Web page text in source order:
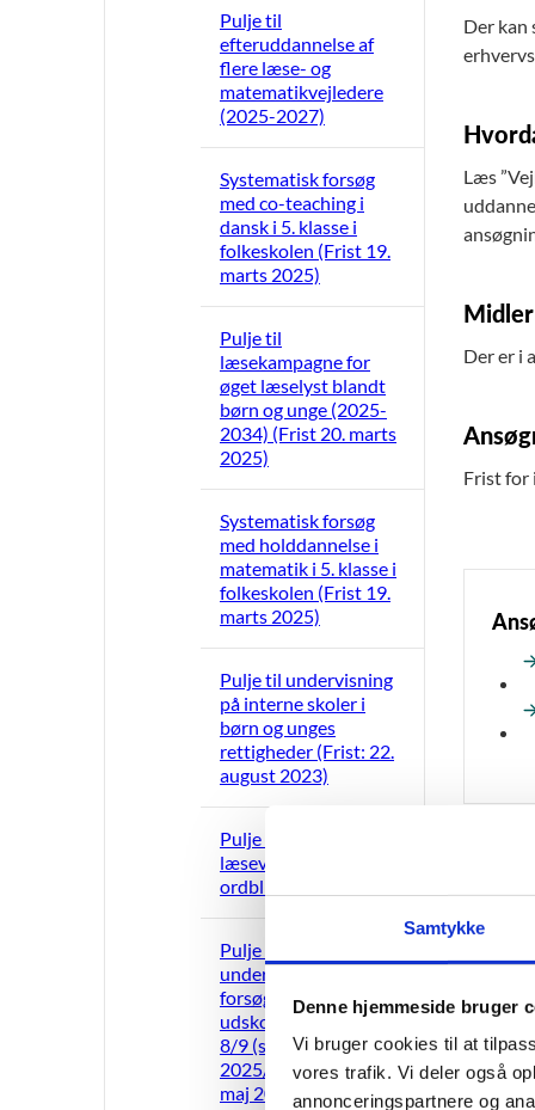
Samtykke
Denne hjemmeside bruger
Vi bruger cookies til at
vores trafik. Vi deler også
annonceringspartnere og
Pulje til
efteruddannelse af
flere læse- og
matematikvejledere
(2025-2027)
Systematisk forsøg
med co-teaching i
dansk i 5. klasse i
folkeskolen (Frist 19.
marts 2025)
Pulje til
læsekampagne for
øget læselyst blandt
børn og unge (2025-
2034) (Frist 20. marts
2025)
Systematisk forsøg
med holddannelse i
matematik i 5. klasse i
folkeskolen (Frist 19.
marts 2025)
Pulje til undervisning
på interne skoler i
børn og unges
rettigheder (Frist: 22.
august 2023)
Pulje til uddannelse af
læsevejledere og
ordblindelærere 2024
Pulje til
understøttelse af
forsøg med
udskolingslinje eud
8/9 (skoleåret
2025/2026) (Frist 16.
maj 2025).
Der kan
Læs
Der er i
Frist for